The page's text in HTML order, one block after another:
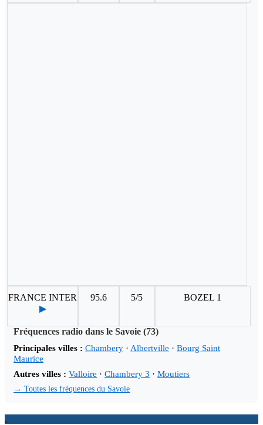
FRANCE INTER
▶
95.6 5/5 BOZEL 1
Fréquences radio dans le Savoie (73)
Principales villes : Chambery · Albertville · Bourg Saint
Maurice
Autres villes : Valloire · Chambery 3 · Moutiers
→ Toutes les fréquences du Savoie
.